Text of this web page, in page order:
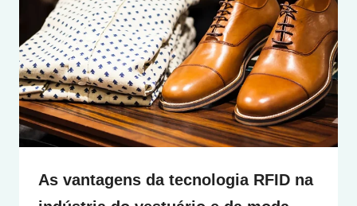
As vantagens da tecnologia RFID na